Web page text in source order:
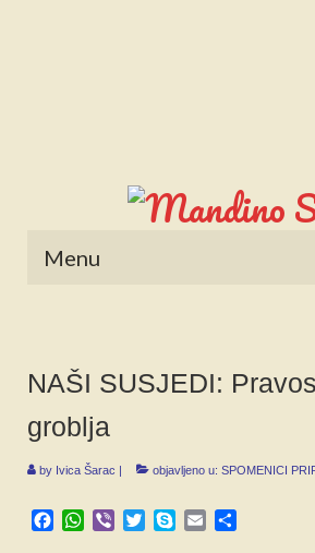
Menu
NAŠI SUSJEDI:
groblja
by Ivica Šarac | objavljeno u: SPOMENICI
Facebook
WhatsApp
Viber TwitterSkypeEmail